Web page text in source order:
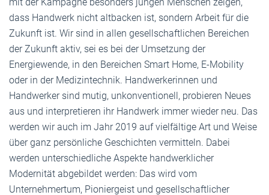
dass Handwerk nicht altbacken ist, sondern Arbeit für die
Zukunft ist. Wir sind in allen gesellschaftlichen Bereichen
der Zukunft aktiv, sei es bei der Umsetzung der
Energiewende, in den Bereichen Smart Home, E-Mobility
oder in der Medizintechnik. Handwerkerinnen und
Handwerker sind mutig, unkonventionell, probieren Neues
aus und interpretieren ihr Handwerk immer wieder neu. Das
werden wir auch im Jahr 2019 auf vielfältige Art und Weise
über ganz persönliche Geschichten vermitteln. Dabei
werden unterschiedliche Aspekte handwerklicher
Modernität abgebildet werden: Das wird vom
Unternehmertum, Pioniergeist und gesellschaftlicher